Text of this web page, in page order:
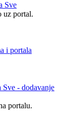
Sve
uz portal.
i portala
- dodavanje
portalu.